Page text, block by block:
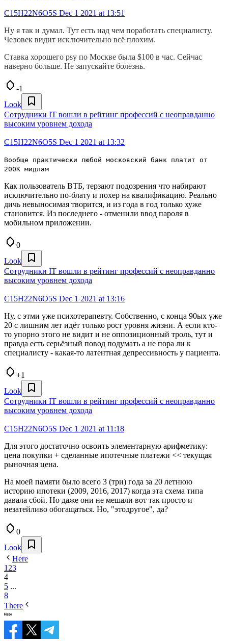
C15H22N6O5S Dec 1 2021 at 13:51
Ну я так и думал. Тут есть над чем поработать специалисту.
Человек видит исключительно всё плохим.
Ставка хорошего psy по Москве была $100 в час. Сейчас
наверно больше. Не запускайте болезнь.
-1
Look
Сотрудники IT вошли в рейтинг профессий с неоправданно
высоким уровнем дохода
C15H22N6O5S Dec 1 2021 at 13:32
Вообще практически любой московский банк платит от
200К мидлам
Как пользователь ВТБ, терзают подозрения что набирают
исключительно по-блату и похер на квалификацию. Реально
дичь невыносимая творится, и из года в год только хуже
становится. Из последнего - отменили ввод пароля в
мобильном приложении.
0
Look
Сотрудники IT вошли в рейтинг профессий с неоправданно
высоким уровнем дохода
C15H22N6O5S Dec 1 2021 at 13:16
Ну, с этми уже психотерапевту. Собственно, с конца 90ых уже
20 с лишним лет идёт только рост уровня жизни. А если кто-
то упорно этого не видит и не оппозиционный троль, тут и
правда есть серьёзный повод подумать а не пора ли к
специалисту - какая-то латентная депрессивность у пациента.
+1
Look
Сотрудники IT вошли в рейтинг профессий с неоправданно
высоким уровнем дохода
C15H22N6O5S Dec 1 2021 at 11:18
Для этого достаточно освоить элементарную арифметику:
цена покупки + сделанные ипотечные платежи << текущая
рыночная цена.
На моей памяти было всего 3 (три) года за 20 летнюю
историю ипотеки (2009, 2016, 2017) когда эта схема типа
давала сбой. Но даже они не мешали вот так просто и
незатейливо обогащаться. Но, "этодругое", да?
0
Look
Here
1 23
4
5 ...
8
There